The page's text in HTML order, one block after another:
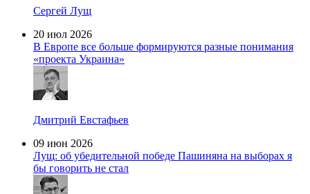
Сергей Лущ
20 июл 2026
В Европе все больше формируются разные понимания
«проекта Украина»
Дмитрий Евстафьев
09 июн 2026
Лущ: об убедительной победе Пашиняна на выборах я
бы говорить не стал